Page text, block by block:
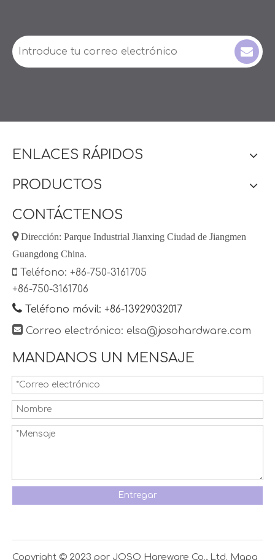
ENLACES RÁPIDOS
PRODUCTOS
CONTÁCTENOS
Dirección: Parque Industrial Jianxing Ciudad de Jiangmen
Guangdong China.
 Teléfono: +86-750-3161705
+86-750-3161706
 Teléfono móvil: +86-13929032017
 Correo electrónico: elsa@josohardware.com
MANDANOS UN MENSAJE
Entregar
Copyright © 2023 por JOSO Hareware Co., Ltd. Mapa